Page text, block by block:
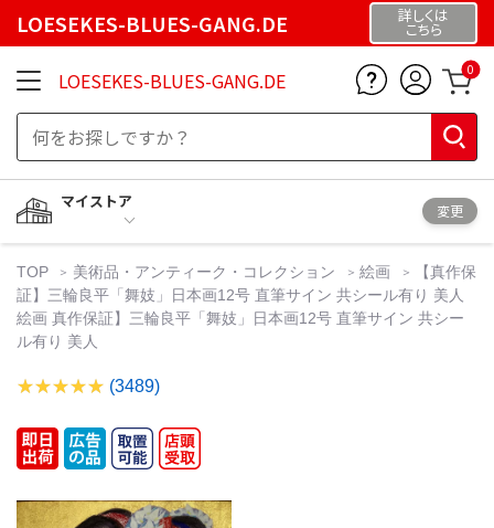
LOESEKES-BLUES-GANG.DE 詳しくは
こちら
LOESEKES-BLUES-GANG.DE 0
マイストア
変更
TOP 美術品・アンティーク・コレクション 絵画
【真作保
証】三輪良平「舞妓」日本画12号 直筆サイン 共シール有り 美人
絵画 真作保証】三輪良平「舞妓」日本画12号 直筆サイン 共シー
ル有り 美人
(3489)